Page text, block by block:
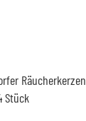
Räucherkerzen
Stück